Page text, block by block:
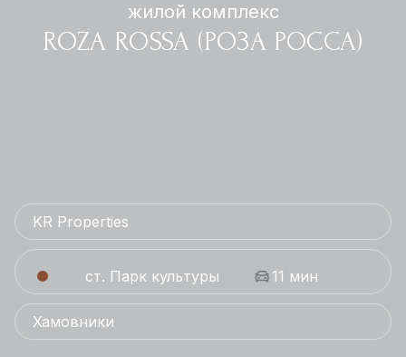
жилой комплекс
ROZA ROSSA (РОЗА РОССА)
KR Properties
ст. Парк культуры 11 мин
Хамовники